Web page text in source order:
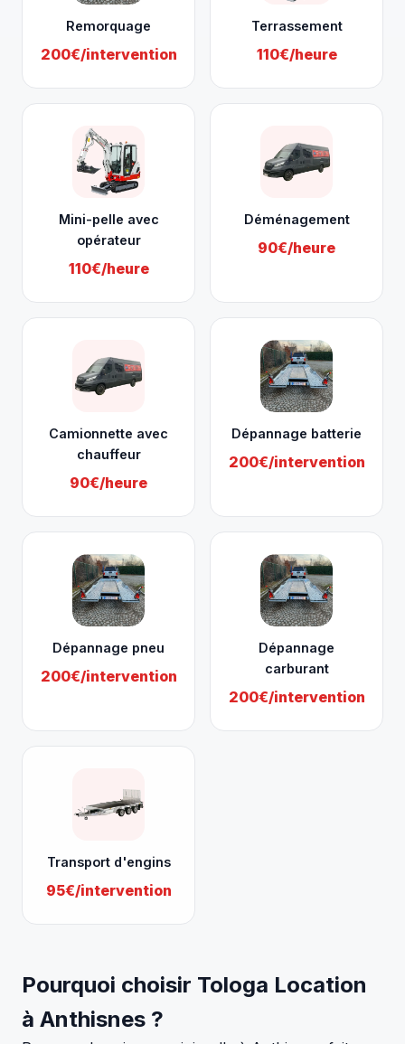
Remorquage
200€/intervention
Terrassement
110€/heure
Mini-pelle avec
opérateur
110€/heure
Déménagement
90€/heure
Camionnette avec
chauffeur
90€/heure
Dépannage batterie
200€/intervention
Dépannage pneu
200€/intervention
Dépannage
carburant
200€/intervention
Transport d'engins
95€/intervention
Pourquoi choisir Tologa Location
à Anthisnes ?